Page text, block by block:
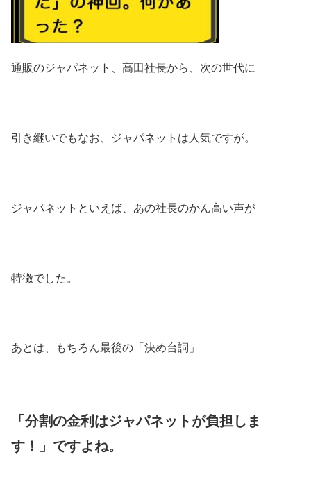
通販のジャパネット、高田社長から、次の世代に
引き継いでもなお、ジャパネットは人気ですが。
ジャパネットといえば、あの社長のかん高い声が
特徴でした。
あとは、もちろん最後の「決め台詞」
「分割の金利はジャパネットが負担しま
す！」ですよね。